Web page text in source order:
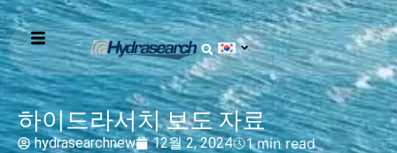
하이드라서치 보도 자료
hydrasearchnew 12월 2, 2024 1 min read